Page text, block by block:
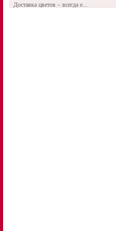
Доставка цветов – всегда е...